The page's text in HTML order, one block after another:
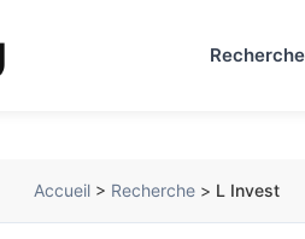
Accueil > Recherche > L Invest